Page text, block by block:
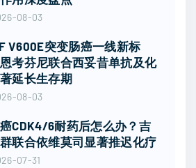
08-03
V600E突变肠癌一线新标
考芬尼联合西妥昔单抗及化
延长生存期
08-03
CDK4/6耐药后怎么办？吉
联合依维莫司显著推迟化疗
07-31